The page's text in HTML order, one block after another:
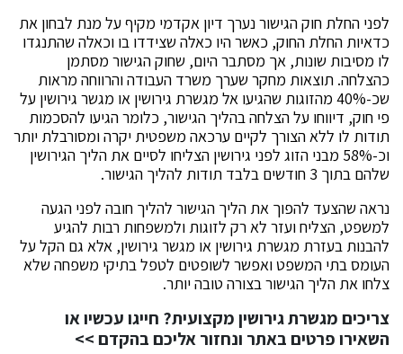
לפני החלת חוק הגישור נערך דיון אקדמי מקיף על מנת לבחון את
כדאיות החלת החוק, כאשר היו כאלה שצידדו בו וכאלה שהתנגדו
לו מסיבות שונות, אך מסתבר היום, שחוק הגישור מסתמן
כהצלחה. תוצאות מחקר שערך משרד העבודה והרווחה מראות
שכ-40% מהזוגות שהגיעו אל מגשרת גירושין או מגשר גירושין על
פי חוק, דיווחו על הצלחה בהליך הגישור, כלומר הגיעו להסכמות
תודות לו ללא הצורך לקיים ערכאה משפטית יקרה ומסורבלת יותר
וכ-58% מבני הזוג לפני גירושין הצליחו לסיים את הליך הגירושין
שלהם בתוך 3 חודשים בלבד תודות להליך הגישור.
נראה שהצעד להפוך את הליך הגישור להליך חובה לפני הגעה
למשפט, הצליח ועזר לא רק לזוגות ולמשפחות רבות להגיע
להבנות בעזרת מגשרת גירושין או מגשר גירושין, אלא גם הקל על
העומס בתי המשפט ואפשר לשופטים לטפל בתיקי משפחה שלא
צלחו את הליך הגישור בצורה טובה יותר.
צריכים מגשרת גירושין מקצועית? חייגו עכשיו או
השאירו פרטים באתר ונחזור אליכם בהקדם >>